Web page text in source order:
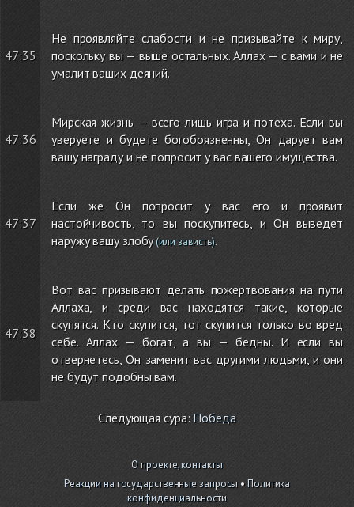
47:35
Не проявляйте слабости и не призывайте к миру,
поскольку вы — выше остальных. Аллах — с вами и не
умалит ваших деяний.
47:36
Мирская жизнь — всего лишь игра и потеха. Если вы
уверуете и будете богобоязненны, Он дарует вам
вашу награду и не попросит у вас вашего имущества.
47:37
Если же Он попросит у вас его и проявит
настойчивость, то вы поскупитесь, и Он выведет
наружу вашу злобу(или зависть).
47:38
Вот вас призывают делать пожертвования на пути
Аллаха, и среди вас находятся такие, которые
скупятся. Кто скупится, тот скупится только во вред
себе. Аллах — богат, а вы — бедны. И если вы
отвернетесь, Он заменит вас другими людьми, и они
не будут подобны вам.
Следующая сура: Победа
О проекте, контакты
Реакции на государственные запросы •Политика
конфиденциальности